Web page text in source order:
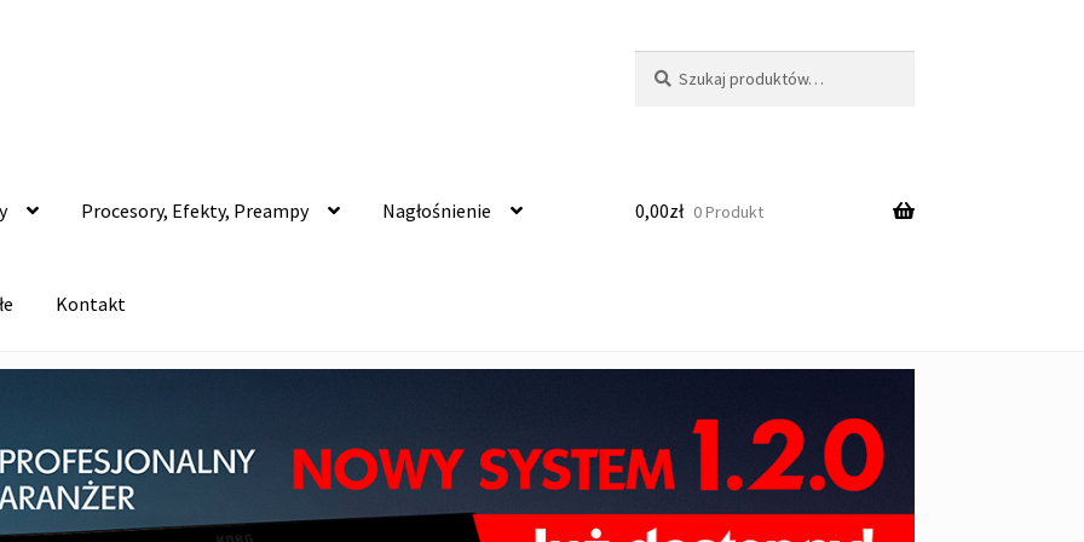
Procesory, Efekty, Preampy Nagłośnienie
Kontakt
0,00zł 0 Produkt